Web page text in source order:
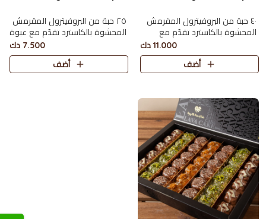
٤٠ حبة من البروفيترول المقرمش
المحشوة بالكاسترد تقدّم مع
عبوتين من الشوكلاتة البلجيكية
الغنية.
11.000 دك
أضف
٢٥ حبة من البروفيترول المقرمش
المحشوة بالكاسترد تقدّم مع عبوة
من الشوكلاتة البلجيكية الغنية.
7.500 دك
أضف